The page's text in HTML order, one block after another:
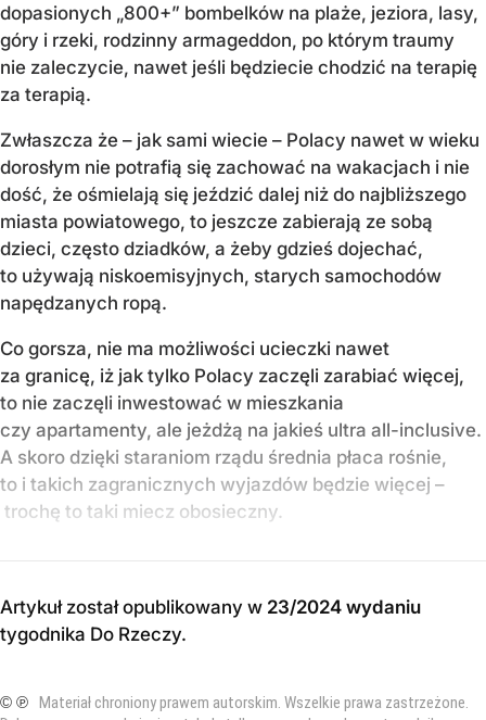
dopasionych „800+” bombelków na plaże, jeziora, lasy,
góry i rzeki, rodzinny armageddon, po którym traumy
nie zaleczycie, nawet jeśli będziecie chodzić na terapię
za terapią.
Zwłaszcza że – jak sami wiecie – Polacy nawet w wieku
dorosłym nie potrafią się zachować na wakacjach i nie
dość, że ośmielają się jeździć dalej niż do najbliższego
miasta powiatowego, to jeszcze zabierają ze sobą
dzieci, często dziadków, a żeby gdzieś dojechać,
to używają niskoemisyjnych, starych samochodów
napędzanych ropą.
Co gorsza, nie ma możliwości ucieczki nawet
za granicę, iż jak tylko Polacy zaczęli zarabiać więcej,
to nie zaczęli inwestować w mieszkania
czy apartamenty, ale jeżdżą na jakieś ultra all-inclusive.
A skoro dzięki staraniom rządu średnia płaca rośnie,
to i takich zagranicznych wyjazdów będzie więcej –
trochę to taki miecz obosieczny.
Artykuł został opublikowany w 23/2024 wydaniu
tygodnika Do Rzeczy.
© ℗ Materiał chroniony prawem autorskim. Wszelkie prawa zastrzeżone.